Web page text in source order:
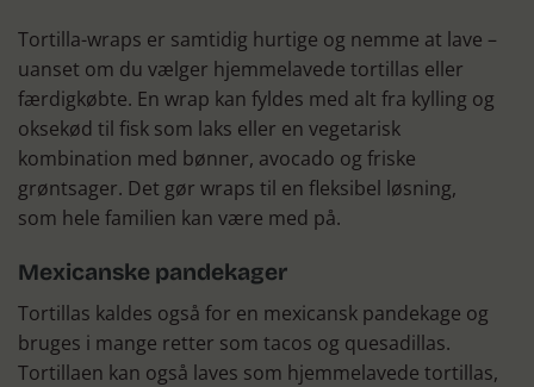
Tortilla-wraps er samtidig hurtige og nemme at lave –
uanset om du vælger hjemmelavede tortillas eller
færdigkøbte. En wrap kan fyldes med alt fra kylling og
oksekød til fisk som laks eller en vegetarisk
kombination med bønner, avocado og friske
grøntsager. Det gør wraps til en fleksibel løsning,
som hele familien kan være med på.
Mexicanske pandekager
Tortillas kaldes også for en mexicansk pandekage og
bruges i mange retter som tacos og quesadillas.
Tortillaen kan også laves som hjemmelavede tortillas,